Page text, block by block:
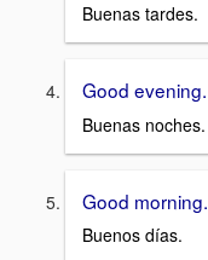
Buenas tardes.
Good evening.
Buenas noches.
Good morning.
Buenos días.